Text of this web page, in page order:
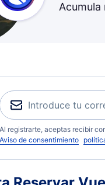
Acumula
Al registrarte, aceptas recibir
Aviso de consentimiento